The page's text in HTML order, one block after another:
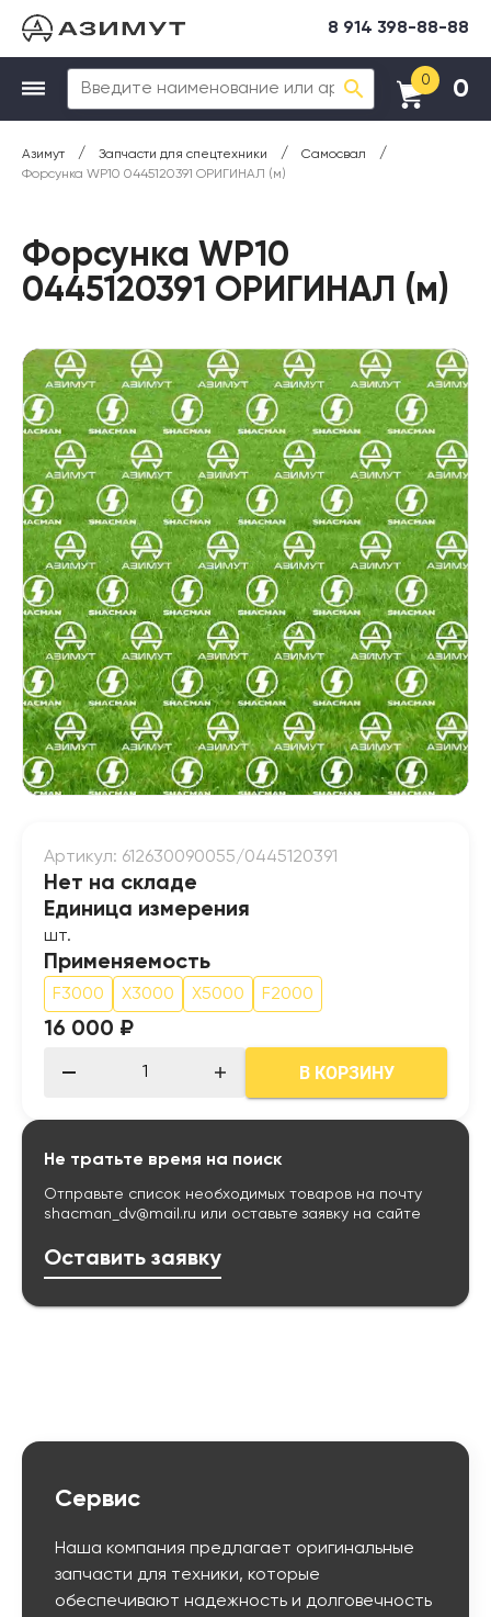
8 914 398-88-88
0 0
Азимут / Запчасти для спецтехники / Самосвал /
Форсунка WP10 0445120391 ОРИГИНАЛ (м)
Форсунка WP10
0445120391 ОРИГИНАЛ (м)
Артикул: 612630090055/0445120391
Нет на складе
Единица измерения
шт.
Применяемость
F3000 X3000 X5000 F2000
16 000 ₽
В КОРЗИНУ
Не тратьте время на поиск
Отправьте список необходимых товаров на почту
shacman_dv@mail.ru или оставьте заявку на сайте
Оставить заявку
Сервис
Наша компания предлагает оригинальные
запчасти для техники, которые
обеспечивают надежность и долговечность